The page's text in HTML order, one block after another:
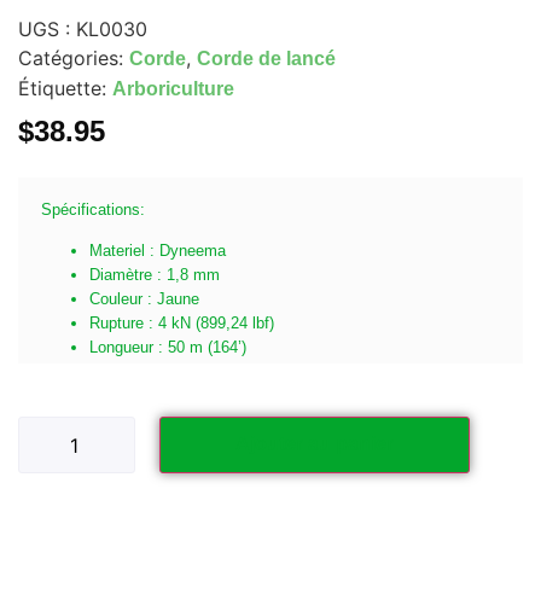
UGS : KL0030
Catégories: Corde, Corde de lancé
Étiquette: Arboriculture
$38.95
Spécifications:
Materiel : Dyneema
Diamètre : 1,8 mm
Couleur : Jaune
Rupture : 4 kN (899,24 lbf)
Longueur : 50 m (164’)